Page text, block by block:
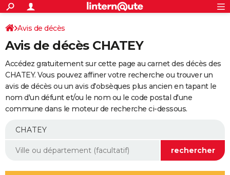
ACTUALITÉS
Politique
Société
Faits Divers
Education
Monde
Villes
+
SPORT
Coupe du monde 2026
Football
Tennis
Cyclisme
Rugby
Forum
Programme TV
TNT
Streaming
Cinéma
Sorties cinéma
Musique
+
FINANCE
Retraite
Epargne
Immobilier
Risques naturels par ville
Banque
Assurance
AUTO
Essais
Réserver un essai
Citadines
Berlines
SUV
Forum auto
+
Mobiles
Meilleur smartphone
Internet
Ordinateurs
Jeux vidéo
Guide high-tech
Aménagement intérieur
Avis de décès
Avis de décès CHATEY
Accédez gratuitement sur cette page au carnet des décès des
CHATEY. Vous pouvez affiner votre recherche ou trouver un
avis de décès ou un avis d'obsèques plus ancien en tapant le
nom d'un défunt et/ou le nom ou le code postal d'une
commune dans le moteur de recherche ci-dessous.